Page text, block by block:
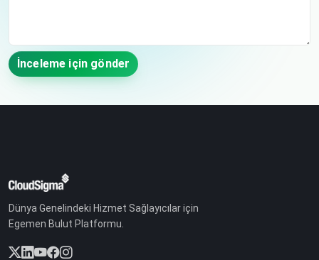
İnceleme için gönder
Dünya Genelindeki Hizmet Sağlayıcılar için
Egemen Bulut Platformu.